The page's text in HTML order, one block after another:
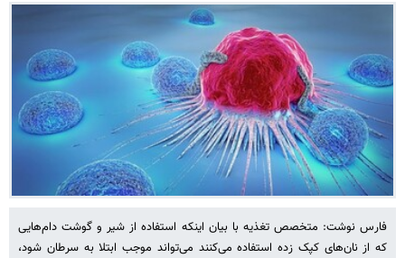
فارس نوشت: متخصص تغذیه با بیان اینکه استفاده از شیر و گوشت دام‌هایی
که از نان‌های کپک زده استفاده می‌کنند می‌تواند موجب ابتلا به سرطان شود،